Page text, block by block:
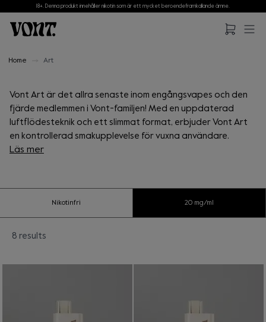
Hoppa till huvudinnehåll
18+. Denna produkt innehåller nikotin som är ett mycket beroendeframkallande ämne.
Home Art
Vont Art är det allra senaste inom engångsvapes och den
fjärde medlemmen i Vont-familjen! Med en uppdaterad
luftflödesteknik och ett slimmat format, erbjuder Vont Art
en kontrollerad smakupplevelse för vuxna användare.
Läs mer
vapingupplevelse, klar att användas direkt ur
förpackningen. För att använda din Vont Art behöver du
laboratorietester.
Nikotinfri 20 mg/ml
8 results